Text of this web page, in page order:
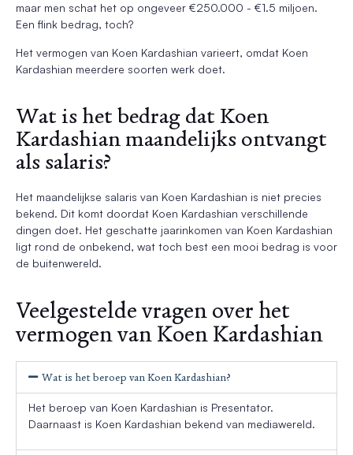
maar men schat het op ongeveer €250.000 - €1.5 miljoen.
Een flink bedrag, toch?
Het vermogen van Koen Kardashian varieert, omdat Koen
Kardashian meerdere soorten werk doet.
Wat is het bedrag dat Koen
Kardashian maandelijks ontvangt
als salaris?
Het maandelijkse salaris van Koen Kardashian is niet precies
bekend. Dit komt doordat Koen Kardashian verschillende
dingen doet. Het geschatte jaarinkomen van Koen Kardashian
ligt rond de onbekend, wat toch best een mooi bedrag is voor
de buitenwereld.
Veelgestelde vragen over het
vermogen van Koen Kardashian
Wat is het beroep van Koen Kardashian?
Het beroep van Koen Kardashian is Presentator.
Daarnaast is Koen Kardashian bekend van mediawereld.